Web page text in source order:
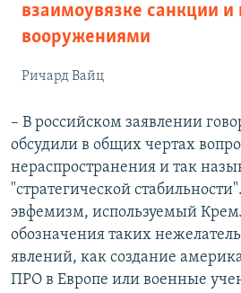
взаимоувязке санкции и
вооружениями
Ричард Вайц
– В российском заявлении
обсудили в общих чертах
нераспространения и так
"стратегической
эвфемизм, используемый
обозначения таких
явлений, как создание
ПРО в Европе или военные